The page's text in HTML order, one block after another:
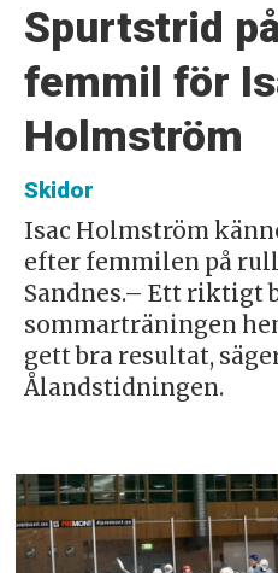
Spurtstrid
femmil för
Holmström
Skidor
Isac Holmström
efter femmilen på
Sandnes.– Ett riktigt
sommarträningen
gett bra resultat,
Ålandstidningen.